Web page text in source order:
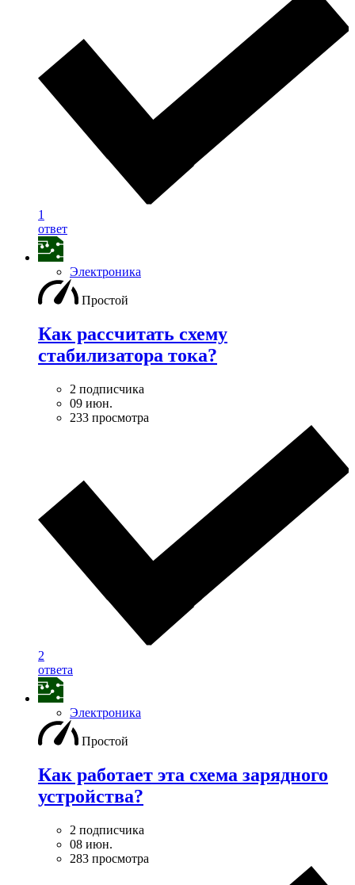
1
ответ
Электроника
Простой
Как рассчитать схему
стабилизатора тока?
2 подписчика
09 июн.
233 просмотра
2
ответа
Электроника
Простой
Как работает эта схема зарядного
устройства?
2 подписчика
08 июн.
283 просмотра